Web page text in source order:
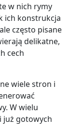
w nich rymy
ich konstrukcja
często pisane
delikatne,
cech
wiele stron i
W wielu
już gotowych